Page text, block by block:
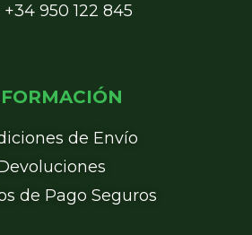
+34 950 122 845
de Envío
de Pago Seguros